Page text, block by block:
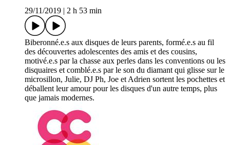
29/11/2019
2 h 53 min
Biberonné.e.s aux disques de leurs parents, formé.e.s au fil
des découvertes adolescentes des amis et des cousins,
motivé.e.s par la chasse aux perles dans les conventions ou les
disquaires et comblé.e.s par le son du diamant qui glisse sur le
microsillon, Julie, DJ Ph, Joe et Adrien sortent les pochettes et
déballent leur amour pour les disques d'un autre temps, plus
que jamais modernes.